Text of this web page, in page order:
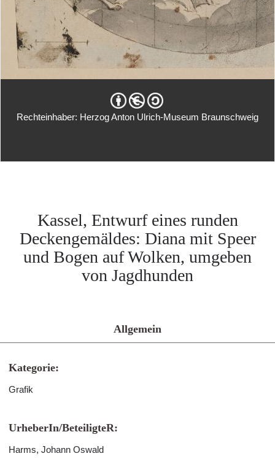
Rechteinhaber: Herzog Anton Ulrich-Museum Braunschweig
Kassel, Entwurf eines runden
Deckengemäldes: Diana mit Speer
und Bogen auf Wolken, umgeben
von Jagdhunden
Allgemein
Kategorie:
Grafik
UrheberIn/BeteiligteR:
Harms, Johann Oswald